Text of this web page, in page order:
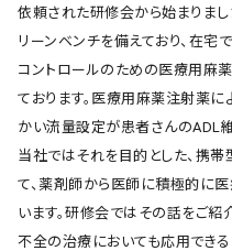
依頼された研修会から始まりま
リーンベンチを備えており、在
コントロールのための医療用麻
ております。医療用麻薬注射薬
かい流量設定が患者さんのADL
当社ではそれを目的とした、携
て、薬剤師から医師に積極的に
います。研修会ではその話をご
不全の治療においても応用でき